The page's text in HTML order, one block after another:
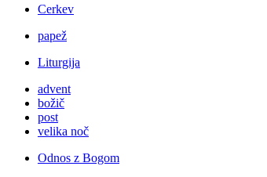
Cerkev
papež
Liturgija
advent
božič
post
velika noč
Odnos z Bogom